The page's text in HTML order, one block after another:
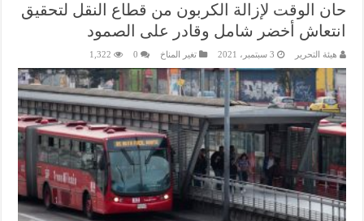
حان الوقت لإزالة الكربون من قطاع النقل لتحقيق
انتعاش أخضر شامل وقادر على الصمود
هيئة التحرير 3 سبتمبر، 2021 تغير المناخ 0
1,322